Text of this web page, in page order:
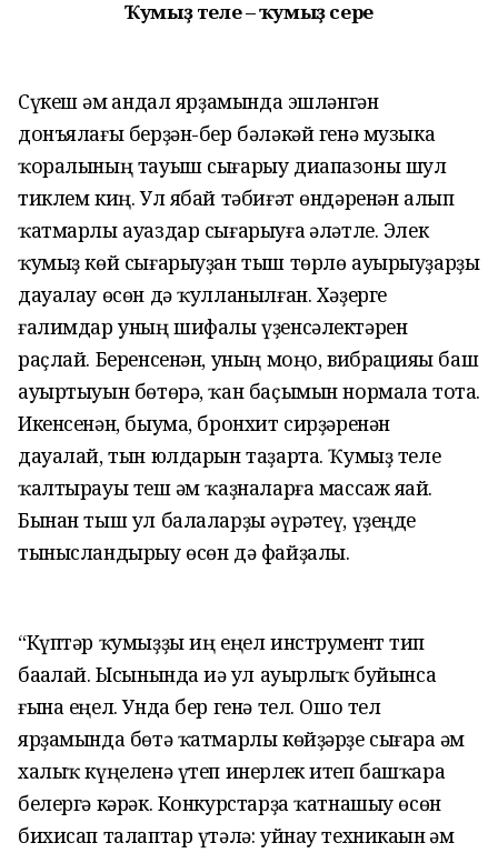
Ҡумыҙ теле – ҡумыҙ сере
Сүкеш һәм һандал ярҙамында эшләнгән
донъялағы берҙән-бер бәләкәй генә музыка
ҡоралының тауыш сығарыу диапазоны шул
тиклем киң. Ул ябай тәбиғәт өндәренән алып
ҡатмарлы ауаздар сығарыуға һәләтле. Элек
ҡумыҙ көй сығарыуҙан тыш төрлө ауырыуҙарҙы
дауалау өсөн дә ҡулланылған. Хәҙерге
ғалимдар уның шифалы үҙенсәлектәрен
раҫлай. Беренсенән, уның моңо, вибрацияһы баш
ауыртыуын бөтөрә, ҡан баҫымын нормала тота.
Икенсенән, быума, бронхит сирҙәренән
дауалай, тын юлдарын таҙарта. Ҡумыҙ теле
ҡалтырауы теш һәм ҡаҙналарға массаж яһай.
Бынан тыш ул балаларҙы әүрәтеү, үҙеңде
тынысландырыу өсөн дә файҙалы.
“Күптәр ҡумыҙҙы иң еңел инструмент тип
баһалай. Ысынында иһә ул ауырлыҡ буйынса
ғына еңел. Унда бер генә тел. Ошо тел
ярҙамында бөтә ҡатмарлы көйҙәрҙе сығара һәм
халыҡ күңеленә үтеп инерлек итеп башҡара
белергә кәрәк. Конкурстарҙа ҡатнашыу өсөн
бихисап талаптар үтәлә: уйнау техникаһын һәм